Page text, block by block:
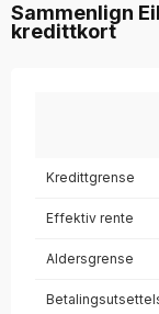
Sammenlign
kredittkort
Kredittgrense
Effektiv rente
Aldersgrense